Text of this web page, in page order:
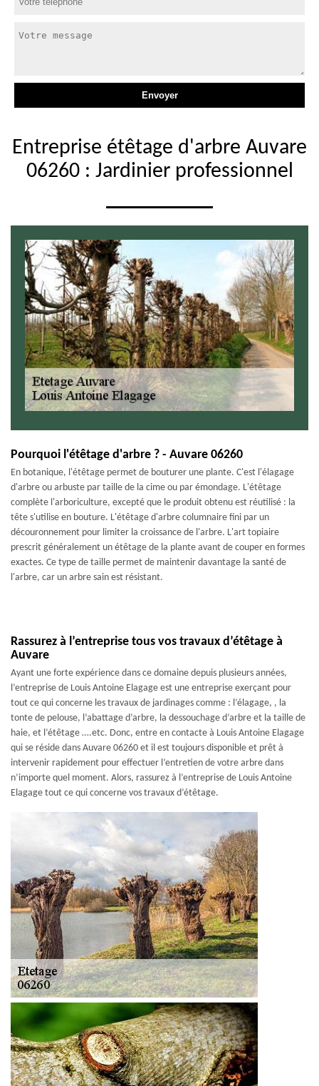
Entreprise étêtage d'arbre Auvare
06260 : Jardinier professionnel
Pourquoi l'étêtage d'arbre ? - Auvare 06260
En botanique, l'étêtage permet de bouturer une plante. C'est l'élagage
d'arbre ou arbuste par taille de la cime ou par émondage. L'étêtage
complète l'arboriculture, excepté que le produit obtenu est réutilisé : la
tête s'utilise en bouture. L'étêtage d'arbre columnaire fini par un
découronnement pour limiter la croissance de l'arbre. L'art topiaire
prescrit généralement un étêtage de la plante avant de couper en formes
exactes. Ce type de taille permet de maintenir davantage la santé de
l'arbre, car un arbre sain est résistant.
Rassurez à l’entreprise tous vos travaux d’étêtage à
Auvare
Ayant une forte expérience dans ce domaine depuis plusieurs années,
l’entreprise de Louis Antoine Elagage est une entreprise exerçant pour
tout ce qui concerne les travaux de jardinages comme : l’élagage, , la
tonte de pelouse, l’abattage d’arbre, la dessouchage d’arbre et la taille de
haie, et l’étêtage ….etc. Donc, entre en contacte à Louis Antoine Elagage
qui se réside dans Auvare 06260 et il est toujours disponible et prêt à
intervenir rapidement pour effectuer l’entretien de votre arbre dans
n’importe quel moment. Alors, rassurez à l’entreprise de Louis Antoine
Elagage tout ce qui concerne vos travaux d’étêtage.